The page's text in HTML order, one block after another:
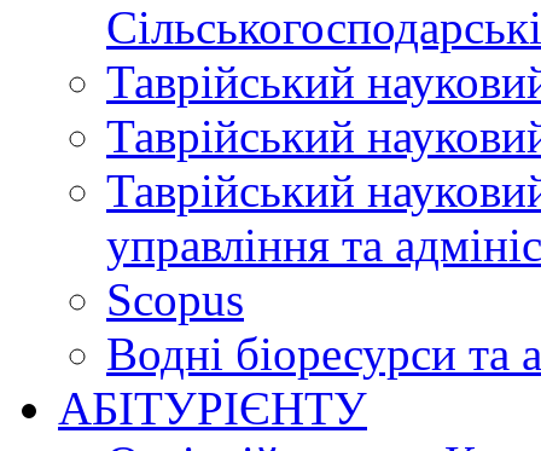
Таврійський
Таврійський
Таврійський
управління та
Scopus
Водні біоресурси та
АБІТУРІЄНТУ